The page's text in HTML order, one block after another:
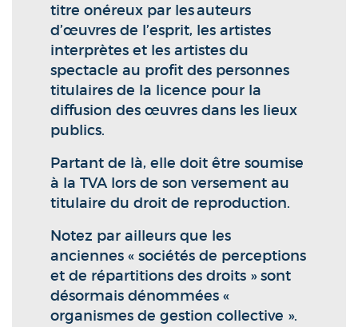
titre onéreux par les auteurs
d’œuvres de l’esprit, les artistes
interprètes et les artistes du
spectacle au profit des personnes
titulaires de la licence pour la
diffusion des œuvres dans les lieux
publics.
Partant de là, elle doit être soumise
à la TVA lors de son versement au
titulaire du droit de reproduction.
Notez par ailleurs que les
anciennes « sociétés de perceptions
et de répartitions des droits » sont
désormais dénommées «
organismes de gestion collective ».